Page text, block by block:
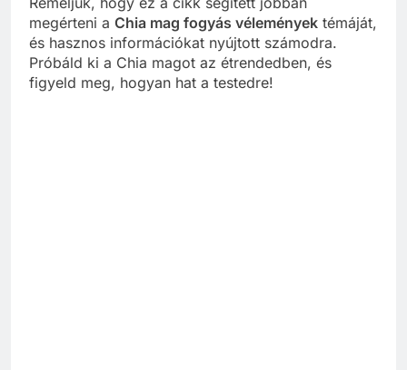
megérteni a Chia mag fogyás vélemények témáját,
és hasznos információkat nyújtott számodra.
Próbáld ki a Chia magot az étrendedben, és
figyeld meg, hogyan hat a testedre!